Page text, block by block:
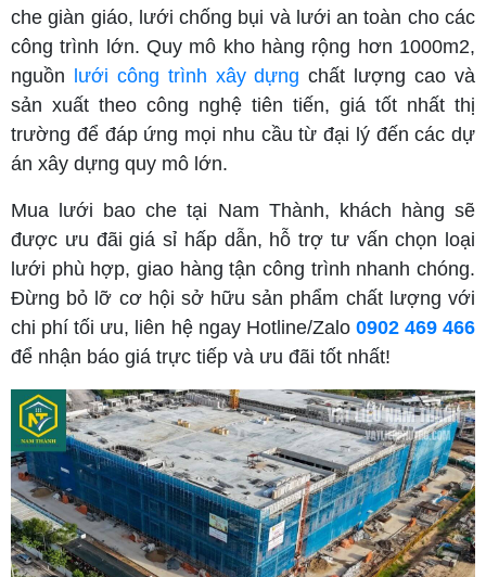
che giàn giáo, lưới chống bụi và lưới an toàn cho các
công trình lớn. Quy mô kho hàng rộng hơn 1000m2,
nguồn lưới công trình xây dựng chất lượng cao và
sản xuất theo công nghệ tiên tiến, giá tốt nhất thị
trường để đáp ứng mọi nhu cầu từ đại lý đến các dự
án xây dựng quy mô lớn.
Mua lưới bao che tại Nam Thành, khách hàng sẽ
được ưu đãi giá sỉ hấp dẫn, hỗ trợ tư vấn chọn loại
lưới phù hợp, giao hàng tận công trình nhanh chóng.
Đừng bỏ lỡ cơ hội sở hữu sản phẩm chất lượng với
chi phí tối ưu, liên hệ ngay Hotline/Zalo 0902 469 466
để nhận báo giá trực tiếp và ưu đãi tốt nhất!